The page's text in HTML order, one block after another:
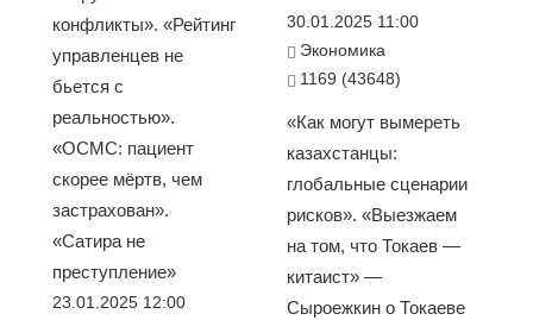
конфликты». «Рейтинг
управленцев не
бьется с
реальностью».
«ОСМС: пациент
скорее мёртв, чем
застрахован».
«Сатира не
преступление»
23.01.2025 12:00
30.01.2025 11:00
Экономика
1169 (43648)
«Как могут вымереть
казахстанцы:
глобальные сценарии
рисков». «Выезжаем
на том, что Токаев —
китаист» —
Сыроежкин о Токаеве